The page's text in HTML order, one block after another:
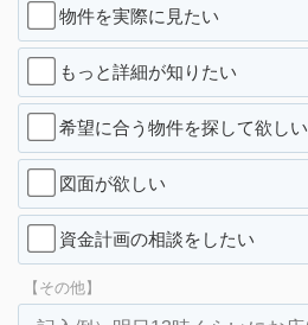
物件を実際に見たい
もっと詳細が知りたい
希望に合う物件を探して欲しい
図面が欲しい
資金計画の相談をしたい
【その他】